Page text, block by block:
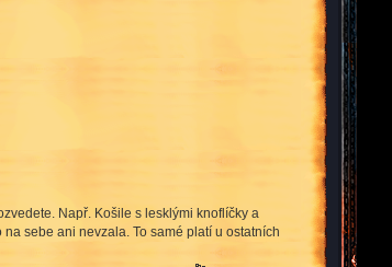
Např. Košile s lesklými knoflíčky a
sebe ani nevzala. To samé platí u ostatních